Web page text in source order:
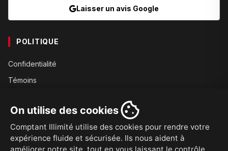
On utilise des cookies
Comptant Illimité utilise des cookies pour rendre votre
expérience fluide et sécurisée. Ils nous aident à
Laisser un avis Google
POLITIQUE
Confidentialité
Témoins
Conditions
Expédition
Retours